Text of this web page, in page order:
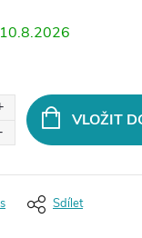
10.8.2026
VLOŽIT
Sdílet